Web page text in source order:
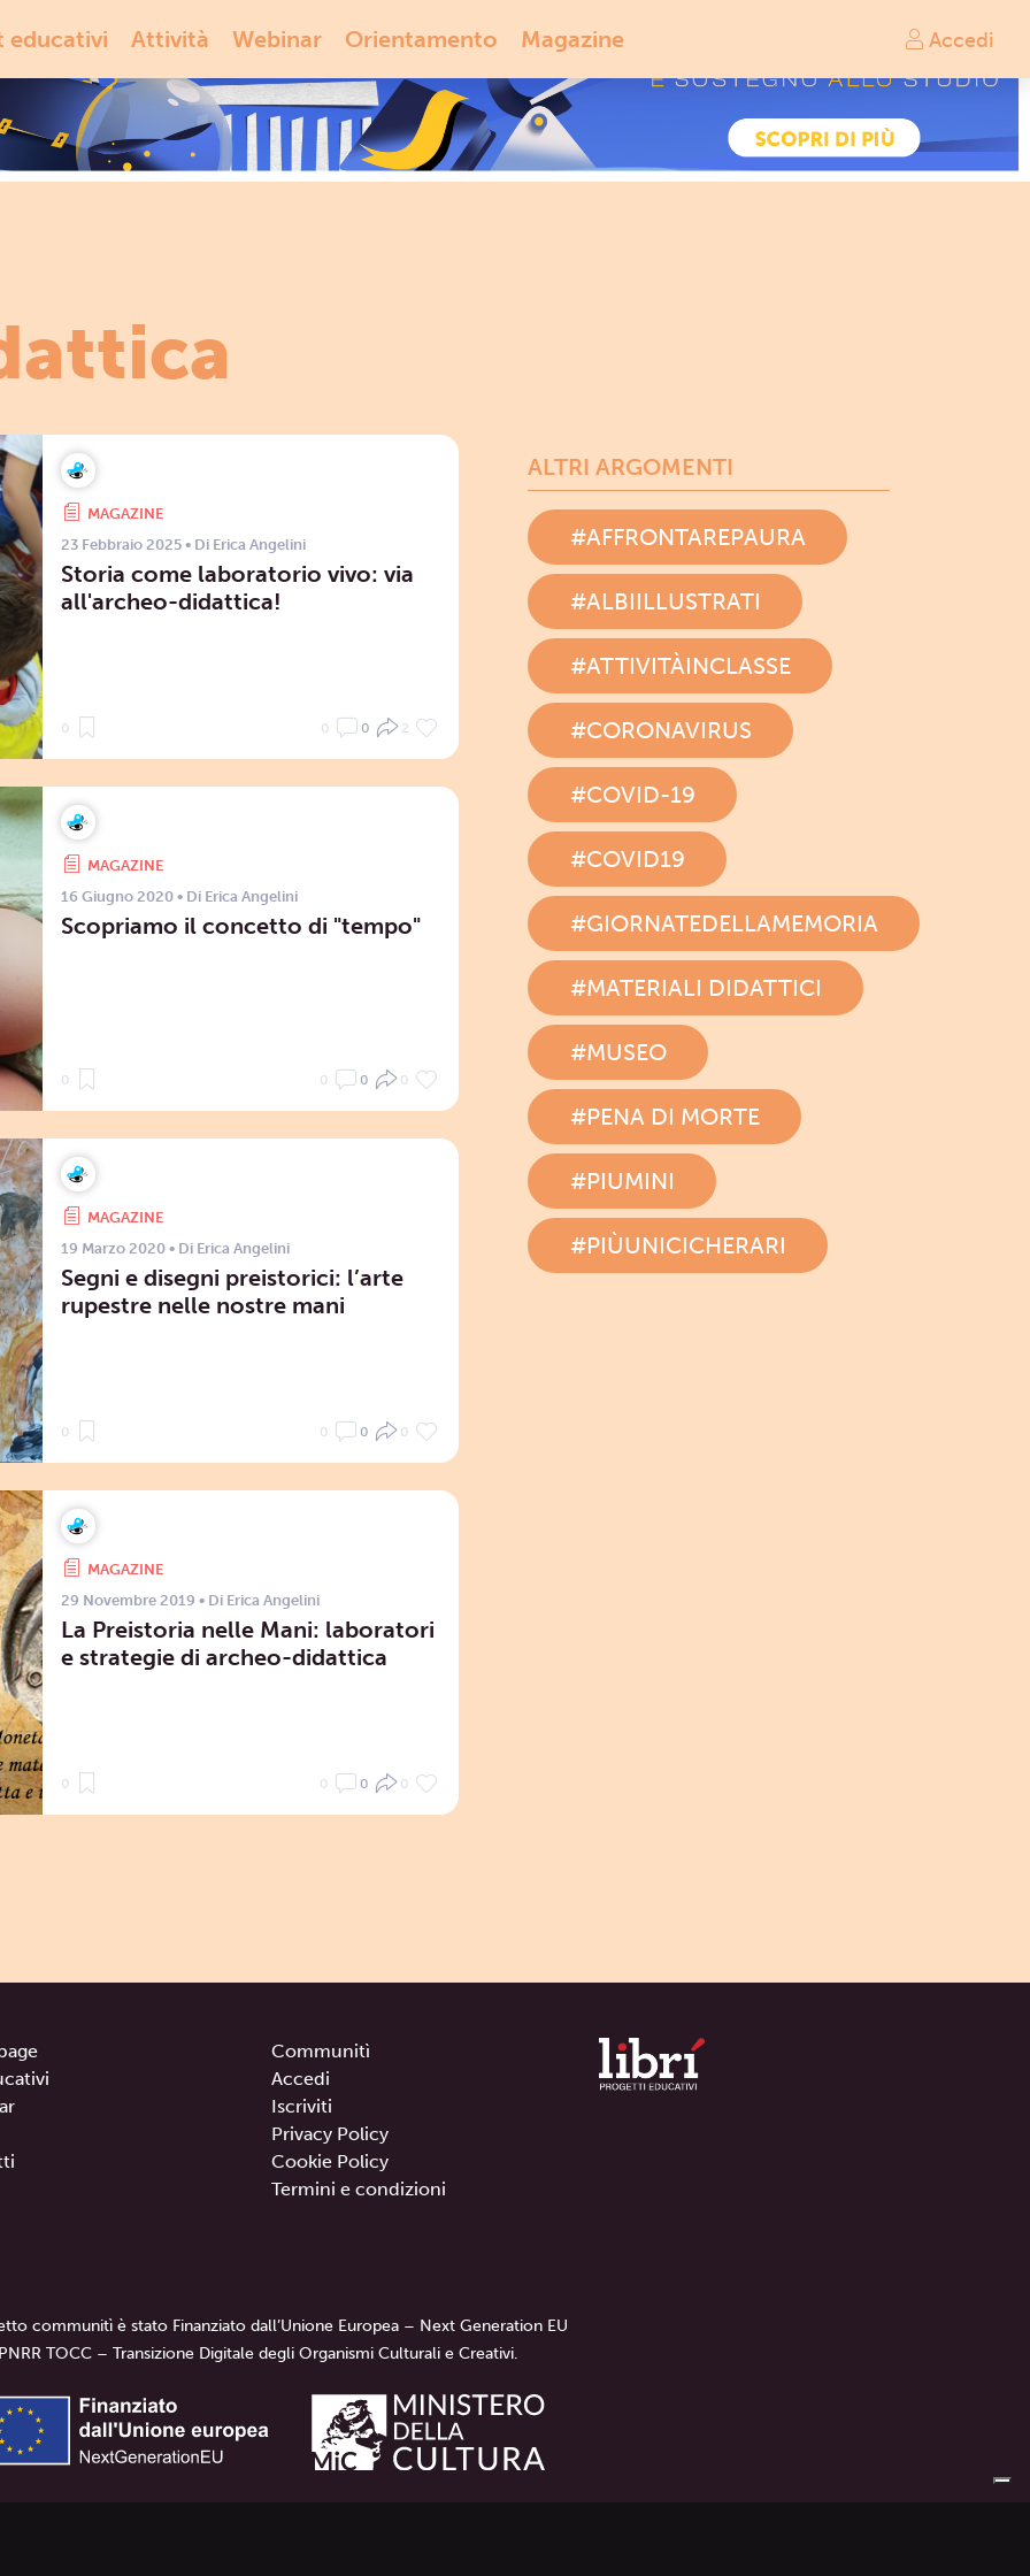
educativi Attività Webinar Orientamento Magazine Accedi
MAGAZINE
23 Febbraio 2025• Di Erica Angelini
Storia come laboratorio vivo: via
all'archeo-didattica!
0 0 0 2
MAGAZINE
16 Giugno 2020• Di Erica Angelini
Scopriamo il concetto di "tempo"
0 0 0 0
MAGAZINE
19 Marzo 2020• Di Erica Angelini
Segni e disegni preistorici: l’arte
rupestre nelle nostre mani
0 0 0 0
MAGAZINE
29 Novembre 2019 • Di Erica Angelini
La Preistoria nelle Mani: laboratori
e strategie di archeo-didattica
0 0 0 0
ALTRI ARGOMENTI
#AFFRONTAREPAURA
#ALBIILLUSTRATI
#ATTIVITÀINCLASSE
#CORONAVIRUS
#COVID-19
#COVID19
#GIORNATEDELLAMEMORIA
#MATERIALI DIDATTICI
#MUSEO
#PENA DI MORTE
#PIUMINI
#PIÙUNICICHERARI
Communitì
Accedi
Iscriviti
Privacy Policy
Cookie Policy
Termini e condizioni
communitì è stato Finanziato dall’Unione Europea – Next Generation EU
TOCC – Transizione Digitale degli Organismi Culturali e Creativi.